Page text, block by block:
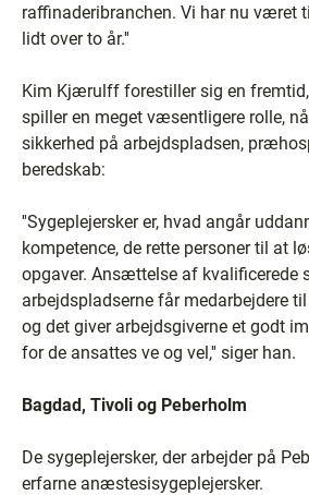
raffinaderibranchen. Vi har nu været
lidt over to år.''
Kim Kjærulff forestiller sig en
spiller en meget væsentligere rolle,
sikkerhed på arbejdspladsen,
beredskab:
''Sygeplejersker er, hvad angår
kompetence, de rette personer til at
opgaver. Ansættelse af kvalificerede
arbejdspladserne får medarbejdere
og det giver arbejdsgiverne et godt
for de ansattes ve og vel,'' siger han.
Bagdad, Tivoli og Peberholm
De sygeplejersker, der arbejder på
erfarne anæstesisygeplejersker.